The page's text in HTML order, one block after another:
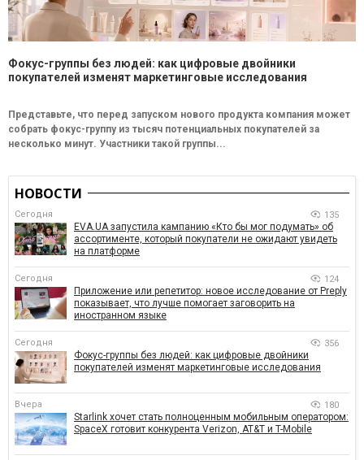
Фокус-группы без людей: как цифровые двойники
покупателей изменят маркетинговые исследования
Представьте, что перед запуском нового продукта компания может
собрать фокус-группу из тысяч потенциальных покупателей за
несколько минут. Участники такой группы...
НОВОСТИ
Сегодня 135
EVA.UA запустила кампанию «Кто бы мог подумать» об
ассортименте, который покупатели не ожидают увидеть
на платформе
Сегодня 124
Приложение или репетитор: новое исследование от Preply
показывает, что лучше помогает заговорить на
иностранном языке
Сегодня 356
Фокус-группы без людей: как цифровые двойники
покупателей изменят маркетинговые исследования
Вчера 180
Starlink хочет стать полноценным мобильным оператором:
SpaceX готовит конкурента Verizon, AT&T и T-Mobile